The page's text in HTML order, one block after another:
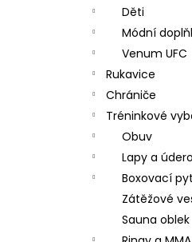
Děti
Módní
Venum UFC
Rukavice
Chrániče
Tréninkové
Obuv
Lapy a
Boxovací
Zátěžové
Sauna oblek